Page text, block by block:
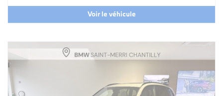
Voir le véhicule